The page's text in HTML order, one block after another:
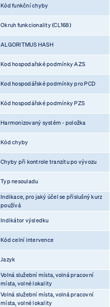
Kód funkční chyby
Okruh funkcionality (CL168)
ALGORITMUS HASH
Kod hospodařské podmínky AZS
Kod hospodářské podmínky pro PCD
Kód hospodářské podmínky PZS
Harmonizovaný systém - položka
Kód chyby
Chyby při kontrole tranzitu po vývozu
Typ nesouladu
Indikace, pro jaký účel se příslušný kurz
používá
Indikátor výsledku
Kód celní intervence
Jazyk
Volná služební místa, volná pracovní
místa, volné lokality
Volná služební místa, volná pracovní
místa, volné lokality